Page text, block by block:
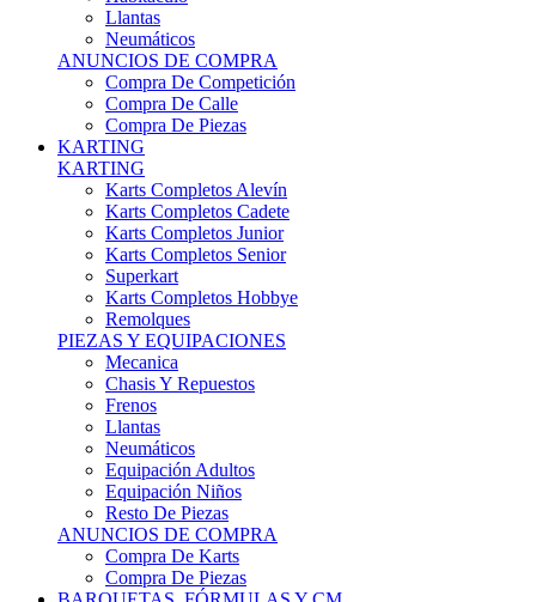
Neumáticos
ANUNCIOS DE COMPRA
Compra De Competición
Compra De Calle
Compra De Piezas
KARTING
KARTING
Karts Completos Alevín
Karts Completos Cadete
Karts Completos Junior
Karts Completos Senior
Superkart
Karts Completos Hobbye
Remolques
PIEZAS Y EQUIPACIONES
Mecanica
Chasis Y Repuestos
Frenos
Llantas
Neumáticos
Equipación Adultos
Equipación Niños
Resto De Piezas
ANUNCIOS DE COMPRA
Compra De Karts
Compra De Piezas
BARQUETAS, FÓRMULAS Y CM
BARQUETAS, FÓRMULAS Y CM